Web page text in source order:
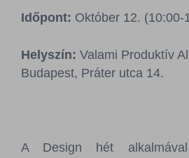
Időpont: Október 12. (10:00-
Helyszín: Valami Produktív
Budapest, Práter utca 14.
A Design hét